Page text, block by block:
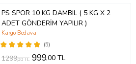
PS SPOR 10 KG DAMBIL ( 5 KG X 2
ADET GÖNDERİM YAPILIR )
(5)
Kargo Bedava
1299,00 TL 999,00 TL